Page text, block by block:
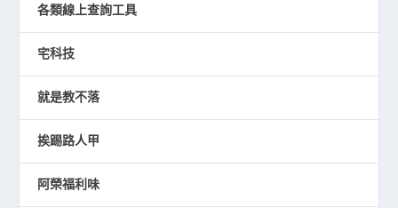
各類線上查詢工具
宅科技
就是教不落
挨踢路人甲
阿榮福利味